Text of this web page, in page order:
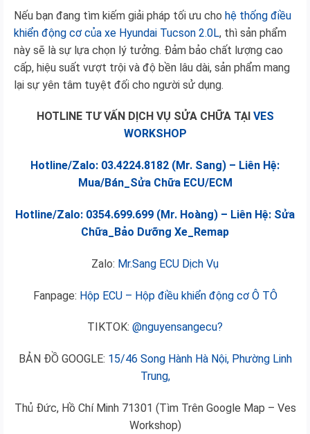
Nếu bạn đang tìm kiếm giải pháp tối ưu cho hệ thống điều
khiển động cơ của xe Hyundai Tucson 2.0L, thì sản phẩm
này sẽ là sự lựa chọn lý tưởng. Đảm bảo chất lượng cao
cấp, hiệu suất vượt trội và độ bền lâu dài, sản phẩm mang
lại sự yên tâm tuyệt đối cho người sử dụng.
HOTLINE TƯ VẤN DỊCH VỤ SỬA CHỮA TẠI VES
WORKSHOP
Hotline/Zalo: 03.4224.8182 (Mr. Sang) – Liên Hệ:
Mua/Bán_Sửa Chữa ECU/ECM
Hotline/Zalo: 0354.699.699 (Mr. Hoàng) – Liên Hệ: Sửa
Chữa_Bảo Dưỡng Xe_Remap
Zalo: Mr.Sang ECU Dịch Vụ
Fanpage: Hộp ECU – Hộp điều khiển động cơ Ô TÔ
TIKTOK: @nguyensangecu?
BẢN ĐỒ GOOGLE: 15/46 Song Hành Hà Nội, Phường Linh
Trung,
Thủ Đức, Hồ Chí Minh 71301 (Tìm Trên Google Map – Ves
Workshop)